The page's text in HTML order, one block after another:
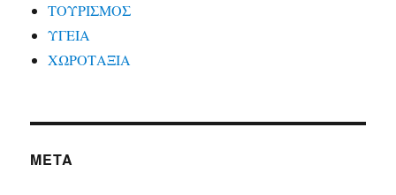
ΤΟΥΡΙΣΜΟΣ
ΥΓΕΙΑ
ΧΩΡΟΤΑΞΙΑ
META